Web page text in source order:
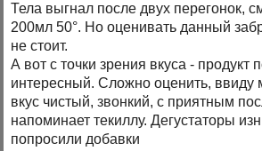
Тела выгнал после двух перегонок,
200мл 50°. Но оценивать данный
не стоит.
А вот с точки зрения вкуса - продукт
интересный. Сложно оценить, ввиду
вкус чистый, звонкий, с приятным
напоминает текиллу. Дегустаторы
попросили добавки